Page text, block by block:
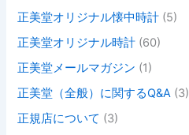
正美堂オリジナル懐中時計 (5)
正美堂オリジナル時計 (60)
正美堂メールマガジン (1)
正美堂（全般）に関するQ&A (3)
正規店について (3)